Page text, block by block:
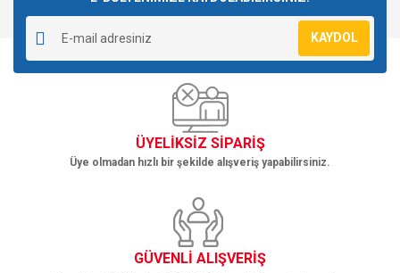
Yorum Yaz
Ürün resmi kalitesiz, bozuk veya görüntülenemiyor.
Ürün açıklamasında eksik bilgiler bulunuyor.
Ürün fiyatı diğer sitelerden daha pahalı.
Bu ürüne benzer farklı alternatifler olmalı.
Gönder
KAYDOL
ÜYELİKSİZ SİPARİŞ
Üye olmadan hızlı bir şekilde alışveriş yapabilirsiniz.
GÜVENLİ ALIŞVERİŞ